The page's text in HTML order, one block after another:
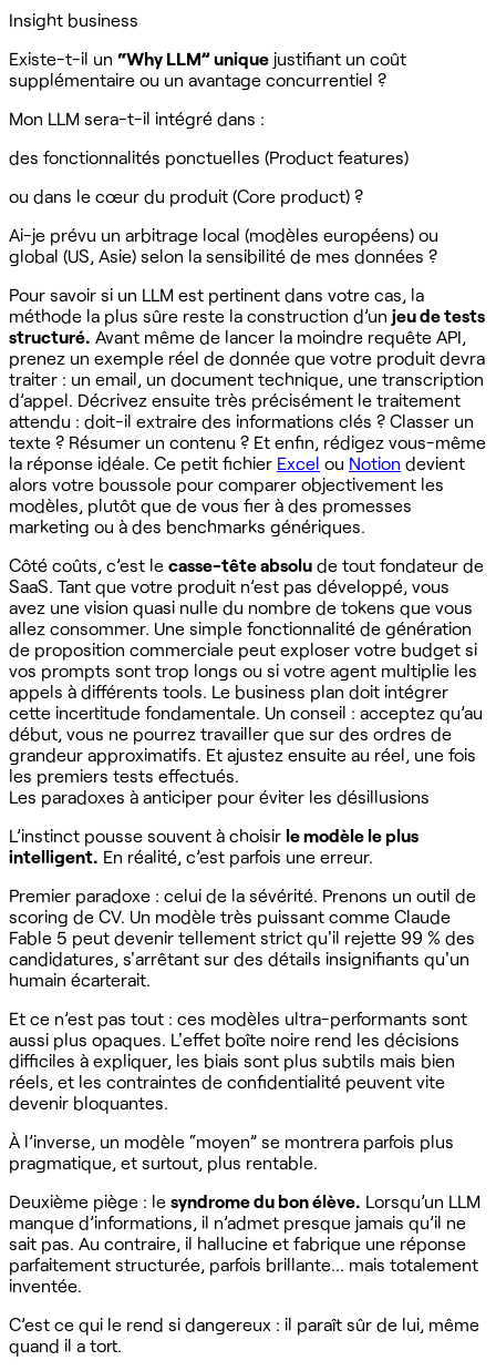
Insight business
Existe-t-il un “Why LLM” unique justifiant un coût
supplémentaire ou un avantage concurrentiel ?
Mon LLM sera-t-il intégré dans :
des fonctionnalités ponctuelles (Product features)
ou dans le cœur du produit (Core product) ?
Ai-je prévu un arbitrage local (modèles européens) ou
global (US, Asie) selon la sensibilité de mes données ?
Pour savoir si un LLM est pertinent dans votre cas, la
méthode la plus sûre reste la construction d’un jeu de tests
structuré. Avant même de lancer la moindre requête API,
prenez un exemple réel de donnée que votre produit devra
traiter : un email, un document technique, une transcription
d’appel. Décrivez ensuite très précisément le traitement
attendu : doit-il extraire des informations clés ? Classer un
texte ? Résumer un contenu ? Et enfin, rédigez vous-même
la réponse idéale. Ce petit fichier Excel ou Notion devient
alors votre boussole pour comparer objectivement les
modèles, plutôt que de vous fier à des promesses
marketing ou à des benchmarks génériques.
Côté coûts, c’est le casse-tête absolu de tout fondateur de
SaaS. Tant que votre produit n’est pas développé, vous
avez une vision quasi nulle du nombre de tokens que vous
allez consommer. Une simple fonctionnalité de génération
de proposition commerciale peut exploser votre budget si
vos prompts sont trop longs ou si votre agent multiplie les
appels à différents tools. Le business plan doit intégrer
cette incertitude fondamentale. Un conseil : acceptez qu’au
début, vous ne pourrez travailler que sur des ordres de
grandeur approximatifs. Et ajustez ensuite au réel, une fois
les premiers tests effectués.
Les paradoxes à anticiper pour éviter les désillusions
L’instinct pousse souvent à choisir le modèle le plus
intelligent. En réalité, c’est parfois une erreur.
Premier paradoxe : celui de la sévérité. Prenons un outil de
scoring de CV. Un modèle très puissant comme Claude
Fable 5 peut devenir tellement strict qu'il rejette 99 % des
candidatures, s'arrêtant sur des détails insignifiants qu'un
humain écarterait.
Et ce n’est pas tout : ces modèles ultra-performants sont
aussi plus opaques. L'effet boîte noire rend les décisions
difficiles à expliquer, les biais sont plus subtils mais bien
réels, et les contraintes de confidentialité peuvent vite
devenir bloquantes.
À l’inverse, un modèle “moyen” se montrera parfois plus
pragmatique, et surtout, plus rentable.
Deuxième piège : le syndrome du bon élève. Lorsqu’un LLM
manque d’informations, il n’admet presque jamais qu’il ne
sait pas. Au contraire, il hallucine et fabrique une réponse
parfaitement structurée, parfois brillante… mais totalement
inventée.
C’est ce qui le rend si dangereux : il paraît sûr de lui, même
quand il a tort.